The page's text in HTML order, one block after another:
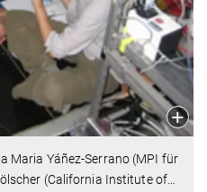
Maria Yáñez-Serrano (MPI für
(California Institute of…